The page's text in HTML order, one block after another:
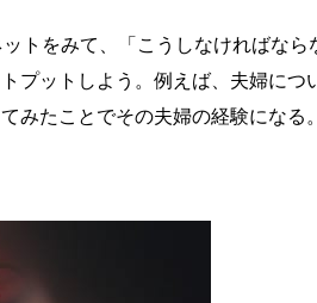
トをみて、「こうしなければなら
プットしよう。例えば、夫婦につ
みたことでその夫婦の経験になる